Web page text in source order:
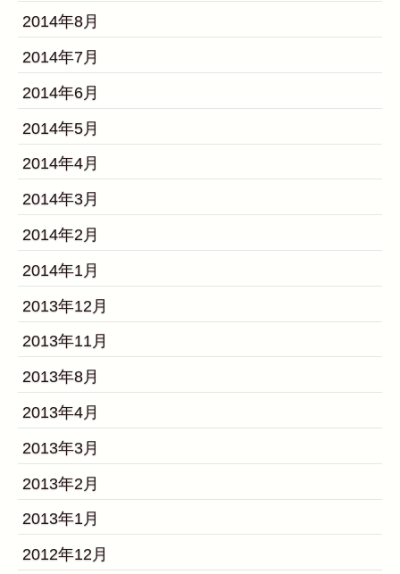
2014年8月
2014年7月
2014年6月
2014年5月
2014年4月
2014年3月
2014年2月
2014年1月
2013年12月
2013年11月
2013年8月
2013年4月
2013年3月
2013年2月
2013年1月
2012年12月